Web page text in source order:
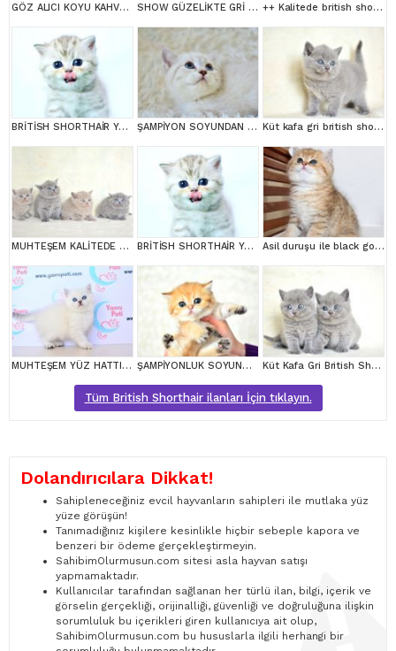
GÖZ ALICI KOYU KAHVE RENGİ İLE BRİTİSH SHORTHAİR SHOW GÜZELİKTE GRİ BRİTİSH SHORTHAİR YAVRUMUZ ++ Kalitede british shorthair
BRİTİSH SHORTHAİR YAVRUMUZ ŞAMPİYON SOYUNDAN LYNX BRİTİSH SHORTHAİR Küt kafa gri british shorthair yavrularımız
MUHTEŞEM KALİTEDE BRİTİSH SHORTHAİR YAVRULARIMIZ BRİTİSH SHORTHAİR YAVRUMUZ Asil duruşu ile black golden british shortair
MUHTEŞEM YÜZ HATTI SİLVER BRİTİSH SHORTHAİRNS1133 ŞAMPİYONLUK SOYUNDAN NY11 GOLDEN BRİTİSH SHORTHAİR Küt Kafa Gri British Shorthair
Tüm British Shorthair ilanları İçin tıklayın.
Dolandırıcılara Dikkat!
Sahipleneceğiniz evcil hayvanların sahipleri ile mutlaka yüz
yüze görüşün!
Tanımadığınız kişilere kesinlikle hiçbir sebeple kapora ve
benzeri bir ödeme gerçekleştirmeyin.
SahibimOlurmusun.com sitesi asla hayvan satışı
yapmamaktadır.
Kullanıcılar tarafından sağlanan her türlü ilan, bilgi, içerik ve
görselin gerçekliği, orijinalliği, güvenliği ve doğruluğuna ilişkin
sorumluluk bu içerikleri giren kullanıcıya ait olup,
SahibimOlurmusun.com bu hususlarla ilgili herhangi bir